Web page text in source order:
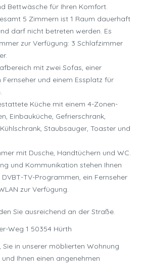
Bettwäsche für Ihren Komfort.
5 Zimmern ist 1 Raum dauerhaft
darf nicht betreten werden. Es
zur Verfügung: 3 Schlafzimmer
mit zwei Sofas, einer
und einem Essplatz für
Küche mit einem 4-Zonen-
Einbauküche, Gefrierschrank,
Staubsauger, Toaster und
mit Dusche, Handtüchern und WC.
und Kommunikation stehen Ihnen
TV-Programmen, ein Fernseher
zur Verfügung.
Sie ausreichend an der Straße.
Weg 1 50354 Hürth
in unserer möblierten Wohnung
Ihnen einen angenehmen